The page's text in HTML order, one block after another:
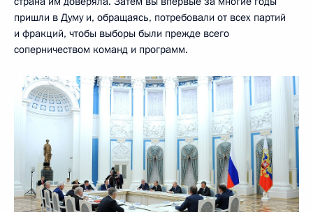
пришли в Думу и, обращаясь, потребовали от всех партий
и фракций, чтобы выборы были прежде всего
соперничеством команд и программ.